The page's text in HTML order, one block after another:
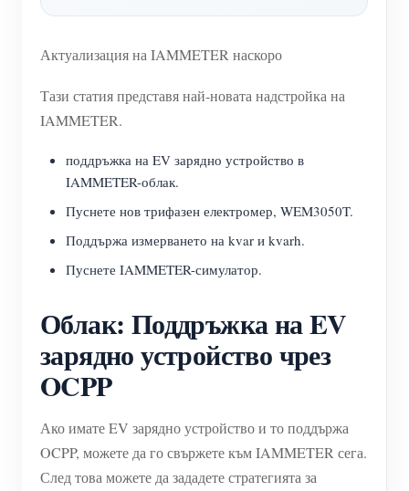
нагреватели
Домашна автоматизация
Фабричен енергиен мониторинг
ЧЗВ
Новини
Блогове
Програма за награди
Актуализация на IAMMETER наскоро
Тази статия представя най-новата надстройка на
IAMMETER.
поддръжка на EV зарядно устройство в
IAMMETER-облак.
Пуснете нов трифазен електромер, WEM3050T.
Поддържа измерването на kvar и kvarh.
Пуснете IAMMETER-симулатор.
Облак: Поддръжка на EV
зарядно устройство чрез
OCPP
Ако имате EV зарядно устройство и то поддържа
OCPP, можете да го свържете към IAMMETER сега.
След това можете да зададете стратегията за